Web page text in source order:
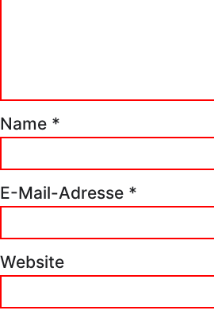
Name *
E-Mail-Adresse *
Website